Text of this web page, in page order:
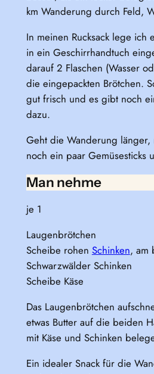
km Wanderung durch Feld,
In meinen Rucksack lege ich
in ein Geschirrhandtuch
darauf 2 Flaschen (Wasser
die eingepackten Brötchen.
gut frisch und es gibt noch
dazu.
Geht die Wanderung länger,
noch ein paar Gemüsesticks
Man nehme
je 1
Laugenbrötchen
Scheibe rohen Schinken, am
Schwarzwälder Schinken
Scheibe Käse
Das Laugenbrötchen
etwas Butter auf die beiden
mit Käse und Schinken
Ein idealer Snack für die